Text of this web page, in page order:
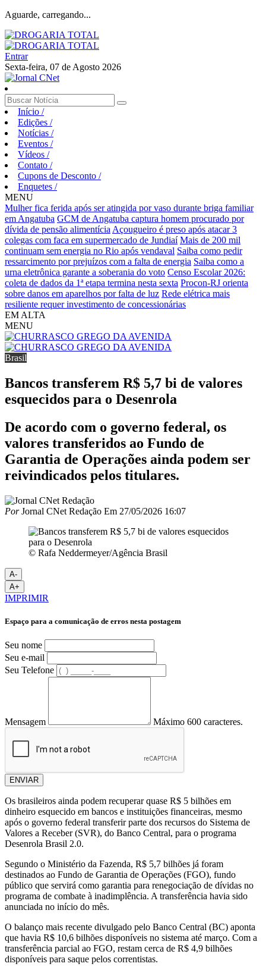
Aguarde, carregando...
Entrar
Sexta-feira, 07 de Agosto 2026
Início /
Edições /
Notícias /
Eventos /
Vídeos /
Contato /
Cupons de Desconto /
Enquetes /
MENU
Mulher fica ferida após ser atingida por vaso durante briga familiar
em Angatuba GCM de Angatuba captura homem procurado por
dívida de pensão alimentícia Açougueiro é preso após atacar 3
colegas com faca em supermercado de Jundiaí Mais de 200 mil
continuam sem energia no Rio após vendaval Saiba como pedir
ressarcimento por prejuízos com a falta de energia Saiba como a
urna eletrônica garante a soberania do voto Censo Escolar 2026:
coleta de dados da 1ª etapa termina nesta sexta Procon-RJ orienta
sobre danos em aparelhos por falta de luz Rede elétrica mais
resiliente requer investimento de concessionárias
EM ALTA
MENU
Brasil
Bancos transferem R$ 5,7 bi de valores
esquecidos para o Desenrola
De acordo com o governo federal, os
valores transferidos ao Fundo de
Garantia de Operações ainda podem ser
reivindicados pelos titulares.
PorJornal CNet Redação Em 27/05/2026 16:07
© Rafa Neddermeyer/Agência Brasil
A-
A+
IMPRIMIR
Espaço para a comunicação de erros nesta postagem
Seu nome
Seu e-mail
Seu Telefone
Mensagem Máximo 600 caracteres.
ENVIAR
Os brasileiros ainda podem recuperar quase R$ 5 bilhões em
dinheiro esquecido em bancos e instituições financeiras, mesmo
após o governo federal transferir parte dos recursos do Sistema de
Valores a Receber (SVR), do Banco Central, para o programa
Desenrola Brasil 2.0.
Segundo o Ministério da Fazenda, R$ 5,7 bilhões já foram
destinados ao Fundo de Garantia de Operações (FGO), fundo
público que servirá como garantia para renegociação de dívidas no
programa de combate à inadimplência. A transferência havia sido
anunciada no início do mês.
O balanço mais recente divulgado pelo Banco Central (BC) aponta
que havia R$ 10,6 bilhões disponíveis no sistema até março. Com a
transferência parcial ao FGO, restam cerca de R$ 4,9 bilhões
disponíveis para saque pelos correntistas.